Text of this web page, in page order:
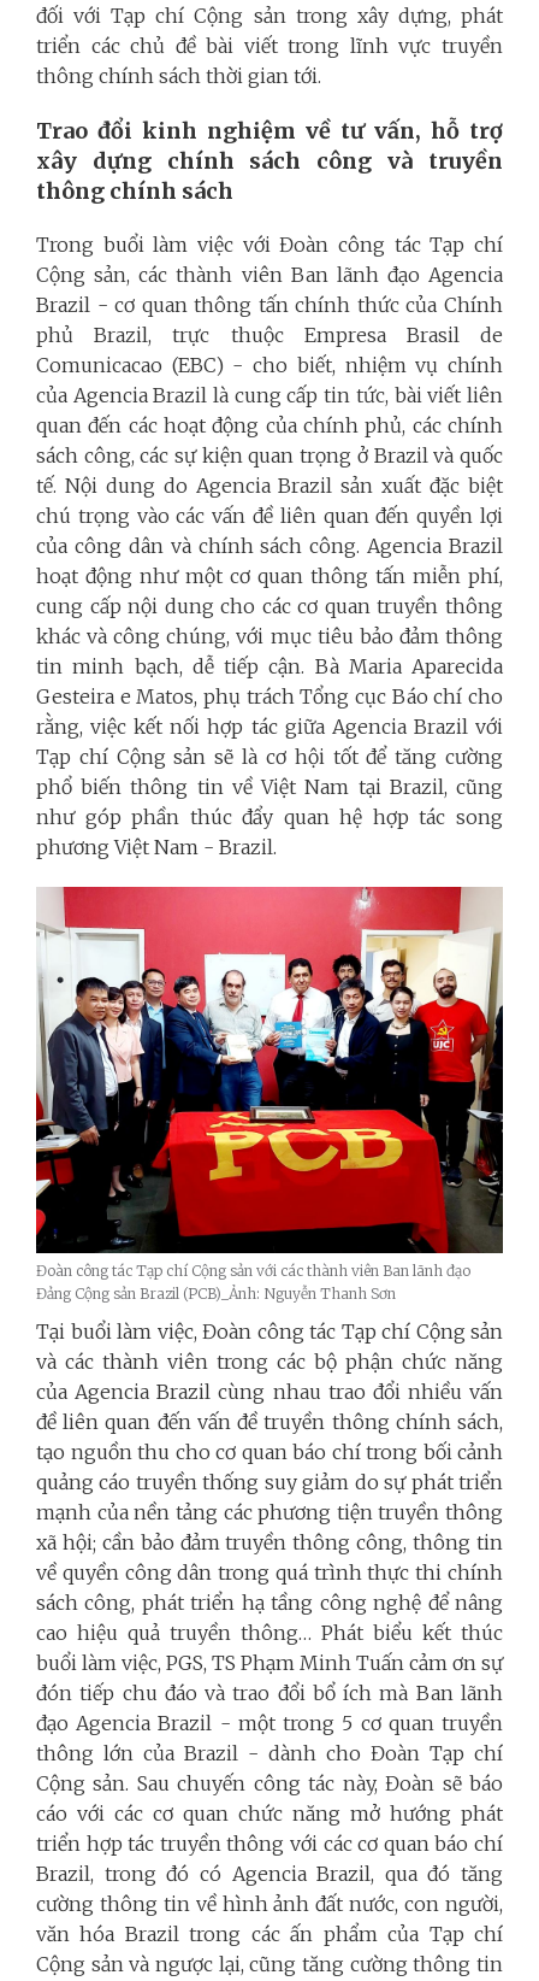
đối với Tạp chí Cộng sản trong xây dựng, phát
triển các chủ đề bài viết trong lĩnh vực truyền
thông chính sách thời gian tới.
Trao đổi kinh nghiệm về tư vấn, hỗ trợ
xây dựng chính sách công và truyền
thông chính sách
Trong buổi làm việc với Đoàn công tác Tạp chí
Cộng sản, các thành viên Ban lãnh đạo Agencia
Brazil - cơ quan thông tấn chính thức của Chính
phủ Brazil, trực thuộc Empresa Brasil de
Comunicacao (EBC) - cho biết, nhiệm vụ chính
của Agencia Brazil là cung cấp tin tức, bài viết liên
quan đến các hoạt động của chính phủ, các chính
sách công, các sự kiện quan trọng ở Brazil và quốc
tế. Nội dung do Agencia Brazil sản xuất đặc biệt
chú trọng vào các vấn đề liên quan đến quyền lợi
của công dân và chính sách công. Agencia Brazil
hoạt động như một cơ quan thông tấn miễn phí,
cung cấp nội dung cho các cơ quan truyền thông
khác và công chúng, với mục tiêu bảo đảm thông
tin minh bạch, dễ tiếp cận. Bà Maria Aparecida
Gesteira e Matos, phụ trách Tổng cục Báo chí cho
rằng, việc kết nối hợp tác giữa Agencia Brazil với
Tạp chí Cộng sản sẽ là cơ hội tốt để tăng cường
phổ biến thông tin về Việt Nam tại Brazil, cũng
như góp phần thúc đẩy quan hệ hợp tác song
phương Việt Nam - Brazil.
Đoàn công tác Tạp chí Cộng sản với các thành viên Ban lãnh đạo
Đảng Cộng sản Brazil (PCB)_Ảnh: Nguyễn Thanh Sơn
Tại buổi làm việc, Đoàn công tác Tạp chí Cộng sản
và các thành viên trong các bộ phận chức năng
của Agencia Brazil cùng nhau trao đổi nhiều vấn
đề liên quan đến vấn đề truyền thông chính sách,
tạo nguồn thu cho cơ quan báo chí trong bối cảnh
quảng cáo truyền thống suy giảm do sự phát triển
mạnh của nền tảng các phương tiện truyền thông
xã hội; cần bảo đảm truyền thông công, thông tin
về quyền công dân trong quá trình thực thi chính
sách công, phát triển hạ tầng công nghệ để nâng
cao hiệu quả truyền thông… Phát biểu kết thúc
buổi làm việc, PGS, TS Phạm Minh Tuấn cảm ơn sự
đón tiếp chu đáo và trao đổi bổ ích mà Ban lãnh
đạo Agencia Brazil - một trong 5 cơ quan truyền
thông lớn của Brazil - dành cho Đoàn Tạp chí
Cộng sản. Sau chuyến công tác này, Đoàn sẽ báo
cáo với các cơ quan chức năng mở hướng phát
triển hợp tác truyền thông với các cơ quan báo chí
Brazil, trong đó có Agencia Brazil, qua đó tăng
cường thông tin về hình ảnh đất nước, con người,
văn hóa Brazil trong các ấn phẩm của Tạp chí
Cộng sản và ngược lại, cũng tăng cường thông tin